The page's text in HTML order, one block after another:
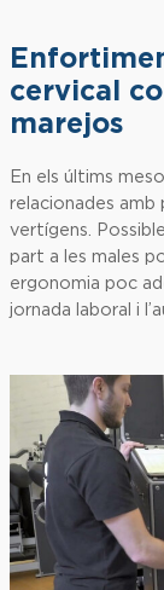
cervical
marejos
En els últims
relacionades amb
vertígens.
part a les males
ergonomia poc
jornada laboral i